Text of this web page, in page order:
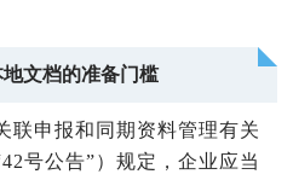
文档的准备门槛
联申报和同期资料管理有关
号公告”）规定，企业应当